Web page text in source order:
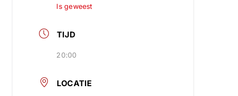
Is geweest
TIJD
20:00
LOCATIE